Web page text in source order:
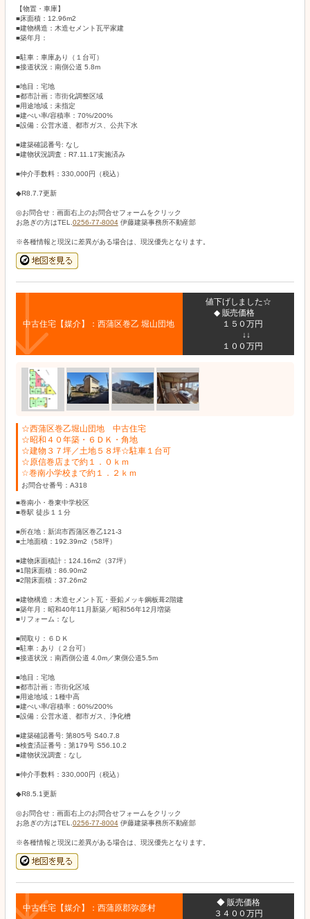
【物置・車庫】
■床面積：12.96m2
■建物構造：木造セメント瓦平家建
■築年月：
■駐車：車庫あり（１台可）
■接道状況：南側公道 5.8m
■地目：宅地
■都市計画：市街化調整区域
■用途地域：未指定
■建ぺい率/容積率：70%/200%
■設備：公営水道、都市ガス、公共下水
■建築確認番号: なし
■建物状況調査：R7.11.17実施済み
■仲介手数料：330,000円（税込）
◆R8.7.7更新
◎お問合せ：画面右上のお問合せフォームをクリック
お急ぎの方はTEL. 0256-77-8004伊藤建築事務所不動産部
※各種情報と現況に差異がある場合は、現況優先となります。
中古住宅【媒介】：西蒲区巻乙 堀山団地
値下げしました☆
◆ 販売価格
１５０万円
↓↓
１００万円
☆西蒲区巻乙堀山団地 中古住宅
☆昭和４０年築・６ＤＫ・角地
☆建物３７坪／土地５８坪☆駐車１台可
☆原信巻店まで約１．０ｋｍ
☆巻南小学校まで約１．２ｋｍ
お問合せ番号：A318
■巻南小・巻東中学校区
■巻駅 徒歩１１分
■所在地：新潟市西蒲区巻乙121-3
■土地面積：192.39m2（58坪）
■建物床面積計：124.16m2（37坪）
■1階床面積：86.90m2
■2階床面積：37.26m2
■建物構造：木造セメント瓦・亜鉛メッキ鋼板葺2階建
■築年月：昭和40年11月新築／昭和56年12月増築
■リフォーム：なし
■間取り：６ＤＫ
■駐車：あり（２台可）
■接道状況：南西側公道 4.0m／東側公道5.5m
■地目：宅地
■都市計画：市街化区域
■用途地域：1種中高
■建ぺい率/容積率：60%/200%
■設備：公営水道、都市ガス、浄化槽
■建築確認番号: 第805号 S40.7.8
■検査済証番号：第179号 S56.10.2
■建物状況調査：なし
■仲介手数料：330,000円（税込）
◆R8.5.1更新
◎お問合せ：画面右上のお問合せフォームをクリック
お急ぎの方はTEL. 0256-77-8004伊藤建築事務所不動産部
※各種情報と現況に差異がある場合は、現況優先となります。
中古住宅【媒介】：西蒲原郡弥彦村
◆ 販売価格
３４００万円